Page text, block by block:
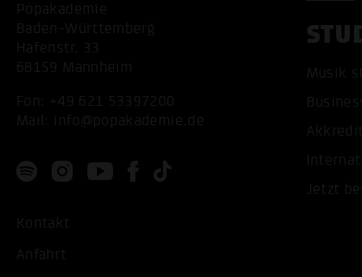
Popakademie
Baden-Württemberg
Hafenstr. 33
68159 Mannheim
Fon: +49 621 53397200
Mail: info@popakademie.de
Kontakt
Anfahrt
Musik
Jetzt